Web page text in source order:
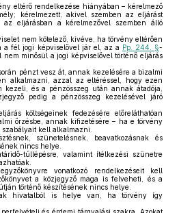
eltérő rendelkezése hiányában – kérelmező
kérelmezett, akivel szemben az eljárást
eljárásban a kérelmezővel szemben álló
nem kötelező, kivéve, ha törvény eltérően
a fél jogi képviselővel jár el, az a Pp. 244. §-
nem minősül a jogi képviselővel történő eljárás
pénzt vesz át, annak kezelésére a bizalmi
alkalmazni, azzal az eltéréssel, hogy ezen
kezeli, és a pénzösszeg után annak átadója,
pedig a pénzösszeg kezelésével járó
költségeinek fedezésére előreláthatóan
őrzésbe, annak kifizetésére – ha e törvény
szabályait kell alkalmazni.
szünetelésnek, beavatkozásnak és
nincs helye.
túllépésre, valamint ítélkezési szünetre
vonatkozó rendelkezéseit kell
a közjegyző maga is felveheti, és a
történő készítésének nincs helye.
hivatalból is helye van, ha törvény így